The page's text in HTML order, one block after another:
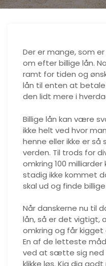
Der er mange, som
om efter billige lån.
ramt for tiden og
lån til enten at
den lidt mere i
Billige lån kan være
ikke helt ved hvor
henne eller ikke er
verden. Til trods for
omkring 100
stadig ikke kommet
skal ud og finde
Når danskerne nu til
lån, så er det vigtigt,
omkring og får kigget
En af de letteste
ved at sætte sig ned
klikke løs. Kig dig